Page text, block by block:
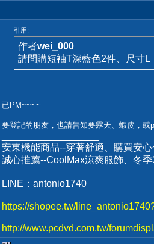
引用:
作者wei_000
請問購短袖T深藍色2件、尺寸L
已PM~~~~
要登記的朋友，也請告知要露天、蝦皮，
安東機能商品--穿著舒適、購買安心
誠心推薦--CoolMax涼爽服飾、冬
LINE：antonio1740
https://shopee.tw/
http://www.pcdvd.com.tw/